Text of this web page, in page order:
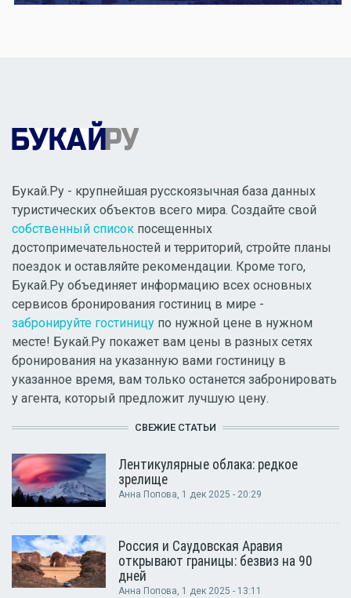
Букай.Ру - крупнейшая русскоязычная база данных
туристических объектов всего мира. Создайте свой
собственный список посещенных
достопримечательностей и территорий, стройте планы
поездок и оставляйте рекомендации. Кроме того,
Букай.Ру объединяет информацию всех основных
сервисов бронирования гостиниц в мире -
забронируйте гостиницу по нужной цене в нужном
месте! Букай.Ру покажет вам цены в разных сетях
бронирования на указанную вами гостиницу в
указанное время, вам только останется забронировать
у агента, который предложит лучшую цену.
СВЕЖИЕ СТАТЬИ
Лентикулярные облака: редкое
зрелище
Анна Попова, 1 дек 2025 - 20:29
Россия и Саудовская Аравия
открывают границы: безвиз на 90
дней
Анна Попова, 1 дек 2025 - 13:11